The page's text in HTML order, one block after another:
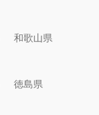
和歌山県
徳島県